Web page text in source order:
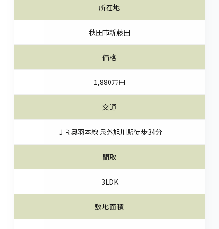
所在地
秋田市新藤田
価格
1,880万円
交通
ＪＲ奥羽本線 泉外旭川駅徒歩34分
間取
3LDK
敷地面積